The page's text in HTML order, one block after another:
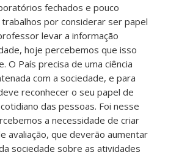
fechados e pouco
por considerar ser papel
levar a informação
hoje percebemos que isso
O País precisa de uma ciência
com a sociedade, e para
reconhecer o seu papel de
das pessoas. Foi nesse
a necessidade de criar
avaliação, que deverão aumentar
sociedade sobre as atividades